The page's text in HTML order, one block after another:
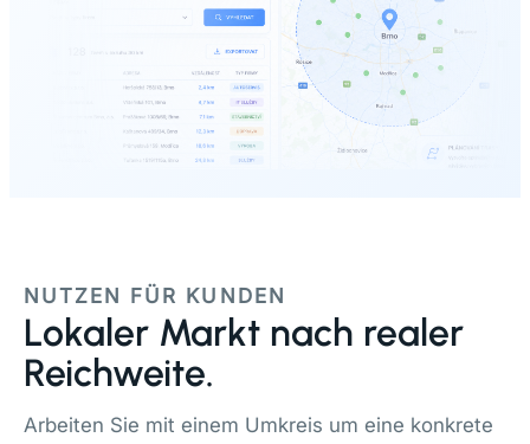
NUTZEN FÜR KUNDEN
Lokaler Markt nach realer
Reichweite.
Arbeiten Sie mit einem Umkreis um eine konkrete